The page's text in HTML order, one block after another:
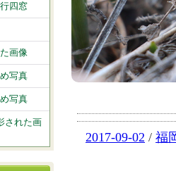
2017-09-02 / 福
四窓
画像
写真
写真
された画